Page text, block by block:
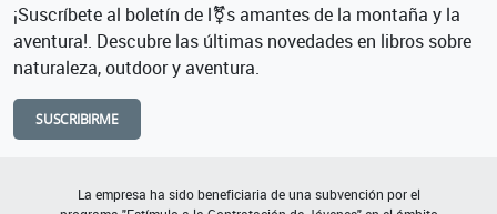
¡Suscríbete al boletín de l⚧s amantes de la montaña y la
aventura!. Descubre las últimas novedades en libros sobre
naturaleza, outdoor y aventura.
SUSCRIBIRME
La empresa ha sido beneficiaria de una subvención por el